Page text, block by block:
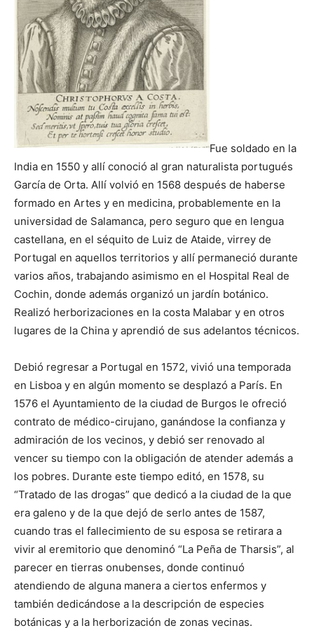
Fue soldado en la
India en 1550 y allí conoció al gran naturalista portugués
García de Orta. Allí volvió en 1568 después de haberse
formado en Artes y en medicina, probablemente en la
universidad de Salamanca, pero seguro que en lengua
castellana, en el séquito de Luiz de Ataide, virrey de
Portugal en aquellos territorios y allí permaneció durante
varios años, trabajando asimismo en el Hospital Real de
Cochin, donde además organizó un jardín botánico.
Realizó herborizaciones en la costa Malabar y en otros
lugares de la China y aprendió de sus adelantos técnicos.
Debió regresar a Portugal en 1572, vivió una temporada
en Lisboa y en algún momento se desplazó a París. En
1576 el Ayuntamiento de la ciudad de Burgos le ofreció
contrato de médico-cirujano, ganándose la confianza y
admiración de los vecinos, y debió ser renovado al
vencer su tiempo con la obligación de atender además a
los pobres. Durante este tiempo editó, en 1578, su
“Tratado de las drogas” que dedicó a la ciudad de la que
era galeno y de la que dejó de serlo antes de 1587,
cuando tras el fallecimiento de su esposa se retirara a
vivir al eremitorio que denominó “La Peña de Tharsis”, al
parecer en tierras onubenses, donde continuó
atendiendo de alguna manera a ciertos enfermos y
también dedicándose a la descripción de especies
botánicas y a la herborización de zonas vecinas.